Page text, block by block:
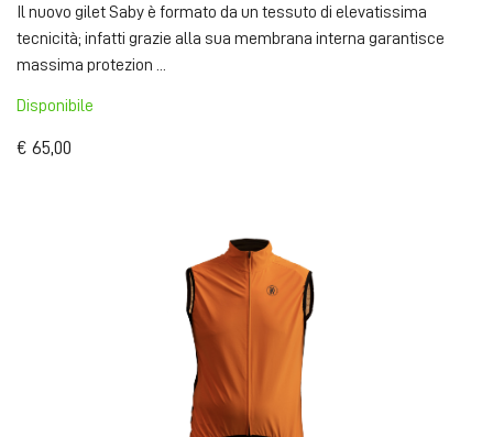
Il nuovo gilet Saby è formato da un tessuto di elevatissima
tecnicità; infatti grazie alla sua membrana interna garantisce
massima protezion ...
Disponibile
€ 65,00